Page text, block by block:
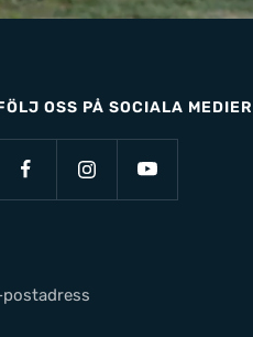
OSS PÅ SOCIALA MEDIER